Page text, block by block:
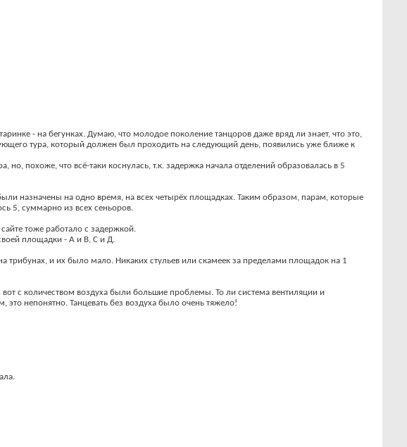
- на бегунках. Думаю, что молодое поколение танцоров даже вряд ли знает, что это,
тура, который должен был проходить на следующий день, появились уже ближе к
похоже, что всё-таки коснулась, т.к. задержка начала отделений образовалась в 5
назначены на одно время, на всех четырёх площадках. Таким образом, парам, которые
5, суммарно из всех сеньоров.
тоже работало с задержкой.
площадки - А и В, С и Д.
и их было мало. Никаких стульев или скамеек за пределами площадок на 1
с количеством воздуха были большие проблемы. То ли система вентиляции и
непонятно. Танцевать без воздуха было очень тяжело!